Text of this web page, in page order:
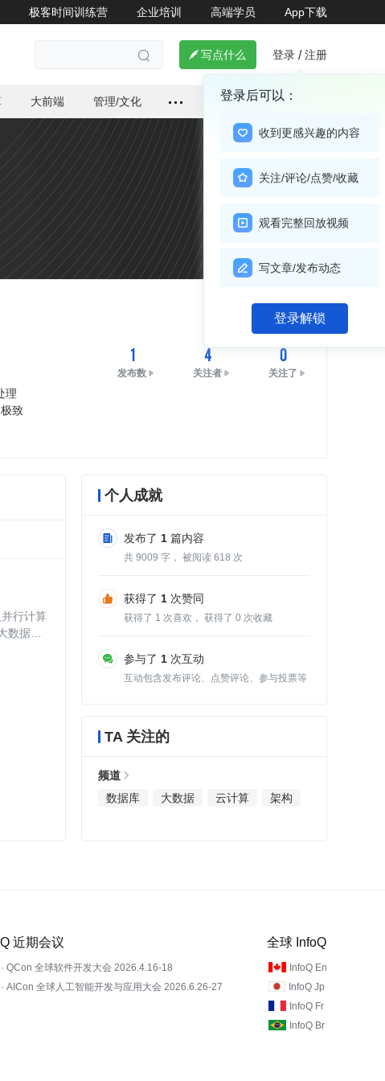
极客时间训练营 企业培训 高端学员 App下载
  写点什么 登录 / 注册
登录后可以：
收到更感兴趣的内容
关注/评论/点赞/收藏
观看完整回放视频
写文章/发布动态
登录解锁
大前端 管理/文化
理
致
关注
1
发布数
4
关注者
0
关注了
行计算
据库
个人成就
发布了 1 篇内容
共 9009 字， 被阅读 618 次
获得了 1 次赞同
获得了 1 次喜欢， 获得了 0 次收藏
参与了 1 次互动
互动包含发布评论、点赞评论、参与投票等
TA 关注的
频道
数据库
大数据 云计算 架构
近期会议
QCon 全球软件开发大会 2026.4.16-18
AICon 全球人工智能开发与应用大会 2026.6.26-27
全球 InfoQ
InfoQ En
InfoQ Jp
InfoQ Fr
InfoQ Br